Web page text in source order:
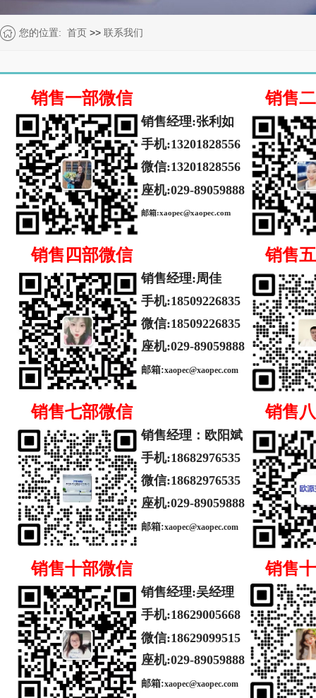
您的位置: 首页 >> 联系我们
销售一部微信 销售
销售经理:张利如
手机:13201828556
微信:13201828556
座机:029-89059888
邮箱:xaopec@xaopec.com
销售四部微信 销售
销售经理:周佳
手机:18509226835
微信:18509226835
座机:029-89059888
邮箱:xaopec@xaopec.com
销售七部微信 销售
销售经理 ：欧阳斌
手机:18682976535
微信:18682976535
座机:029-89059888
邮箱:xaopec@xaopec.com
销售十部微信 销售
销售经理:吴经理
手机:18629005668
微信:18629099515
座机:029-89059888
邮箱:xaopec@xaopec.com